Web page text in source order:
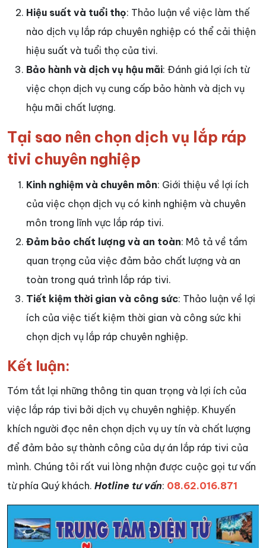
Hiệu suất và tuổi thọ: Thảo luận về việc làm thế
nào dịch vụ lắp ráp chuyên nghiệp có thể cải thiện
hiệu suất và tuổi thọ của tivi.
Bảo hành và dịch vụ hậu mãi: Đánh giá lợi ích từ
việc chọn dịch vụ cung cấp bảo hành và dịch vụ
hậu mãi chất lượng.
Tại sao nên chọn dịch vụ lắp ráp
tivi chuyên nghiệp
Kinh nghiệm và chuyên môn: Giới thiệu về lợi ích
của việc chọn dịch vụ có kinh nghiệm và chuyên
môn trong lĩnh vực lắp ráp tivi.
Đảm bảo chất lượng và an toàn: Mô tả về tầm
quan trọng của việc đảm bảo chất lượng và an
toàn trong quá trình lắp ráp tivi.
Tiết kiệm thời gian và công sức: Thảo luận về lợi
ích của việc tiết kiệm thời gian và công sức khi
chọn dịch vụ lắp ráp chuyên nghiệp.
Kết luận:
Tóm tắt lại những thông tin quan trọng và lợi ích của
việc lắp ráp tivi bởi dịch vụ chuyên nghiệp. Khuyến
khích người đọc nên chọn dịch vụ uy tín và chất lượng
để đảm bảo sự thành công của dự án lắp ráp tivi của
mình. Chúng tôi rất vui lòng nhận được cuộc gọi tư vấn
từ phía Quý khách. Hotline tư vấn: 08.62.016.871